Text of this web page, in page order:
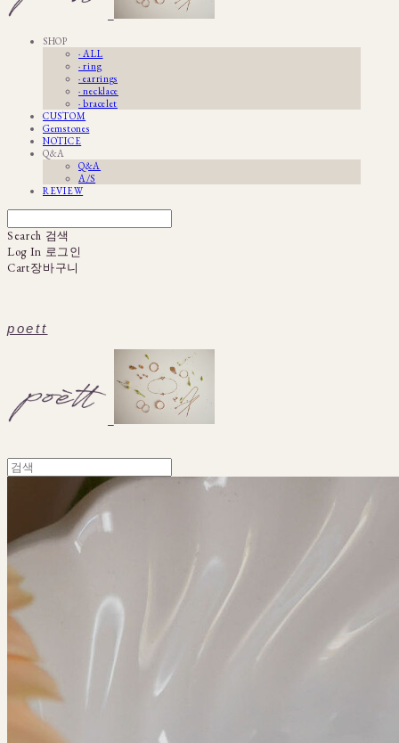
SHOP
· ALL
· ring
· earrings
· necklace
· bracelet
CUSTOM
Gemstones
NOTICE
Q&A
Q&A
A/S
REVIEW
Search 검색
Log In 로그인
Cart장바구니
poett